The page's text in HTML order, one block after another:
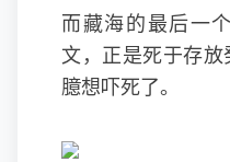
而藏海的最后一
文，正是死于存
臆想吓死了。